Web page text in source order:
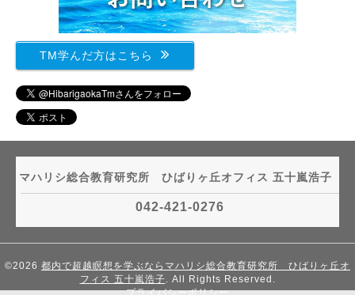
TM学んだ方はこちら
マハリシ総合教育研究所 ひばりヶ丘オフィス 五十嵐浩子
042-421-0276
©2026 都内で超越瞑想を学ぶならマハリシ総合教育研究所 ひばりヶ丘オ
フィス 五十嵐浩子. All Rights Reserved.